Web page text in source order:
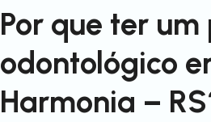
Por que ter um
odontológico
Harmonia –